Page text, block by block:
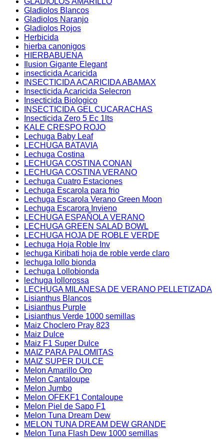
Gladiolos Blancos
Gladiolos Naranjo
Gladiolos Rojos
Herbicida
hierba canonigos
HIERBABUENA
Ilusion Gigante Elegant
insecticida Acaricida
INSECTICIDA ACARICIDA ABAMAX
Insecticida Acaricida Selecron
Insecticida Biologico
INSECTICIDA GEL CUCARACHAS
Insecticida Zero 5 Ec 1lts
KALE CRESPO ROJO
Lechuga Baby Leaf
LECHUGA BATAVIA
Lechuga Costina
LECHUGA COSTINA CONAN
LECHUGA COSTINA VERANO
Lechuga Cuatro Estaciones
Lechuga Escarola para frio
Lechuga Escarola Verano Green Moon
Lechuga Escarora Invieno
LECHUGA ESPAÑOLA VERANO
LECHUGA GREEN SALAD BOWL
LECHUGA HOJA DE ROBLE VERDE
Lechuga Hoja Roble Inv
lechuga Kiribati hoja de roble verde claro
lechuga lollo bionda
Lechuga Lollobionda
lechuga lollorossa
LECHUGA MILANESA DE VERANO PELLETIZADA
Lisianthus Blancos
Lisianthus Purple
Lisianthus Verde 1000 semillas
Maiz Choclero Pray 823
Maiz Dulce
Maiz F1 Super Dulce
MAIZ PARA PALOMITAS
MAIZ SUPER DULCE
Melon Amarillo Oro
Melon Cantaloupe
Melon Jumbo
Melon OFEKF1 Contaloupe
Melon Piel de Sapo F1
Melon Tuna Dream Dew
MELON TUNA DREAM DEW GRANDE
Melon Tuna Flash Dew 1000 semillas